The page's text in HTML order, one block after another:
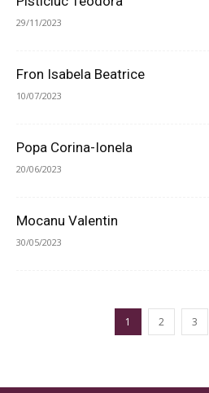
29/11/2023
Fron Isabela Beatrice
10/07/2023
Popa Corina-Ionela
20/06/2023
Mocanu Valentin
30/05/2023
1 2 3